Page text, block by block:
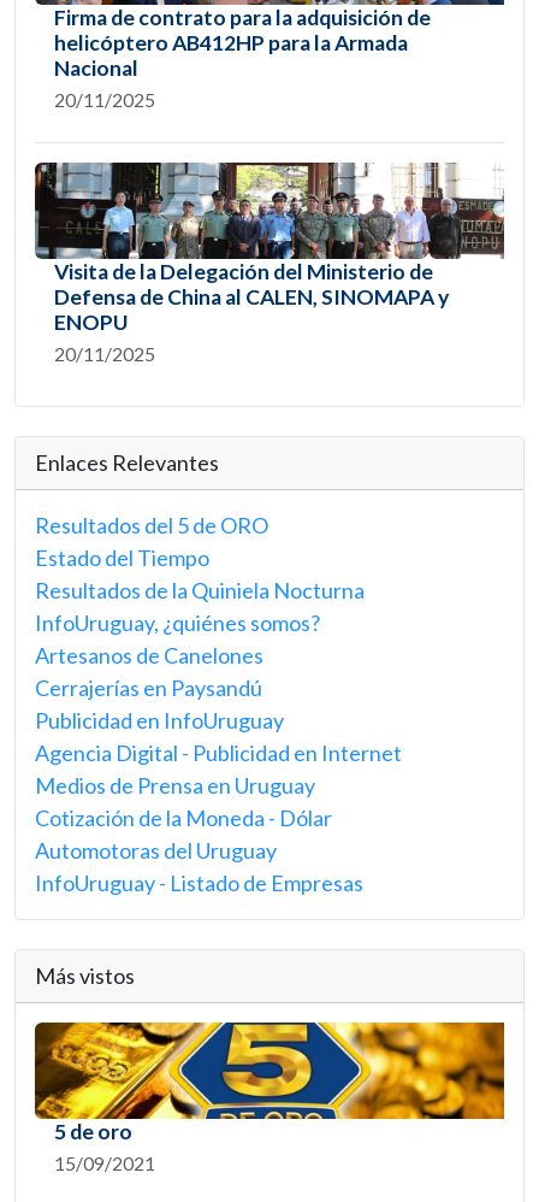
Firma de contrato para la adquisición de
helicóptero AB412HP para la Armada
Nacional
20/11/2025
Visita de la Delegación del Ministerio de
Defensa de China al CALEN, SINOMAPA y
ENOPU
20/11/2025
Enlaces Relevantes
Resultados del 5 de ORO
Estado del Tiempo
Resultados de la Quiniela Nocturna
InfoUruguay, ¿quiénes somos?
Artesanos de Canelones
Cerrajerías en Paysandú
Publicidad en InfoUruguay
Agencia Digital - Publicidad en Internet
Medios de Prensa en Uruguay
Cotización de la Moneda - Dólar
Automotoras del Uruguay
InfoUruguay - Listado de Empresas
Más vistos
5 de oro
15/09/2021